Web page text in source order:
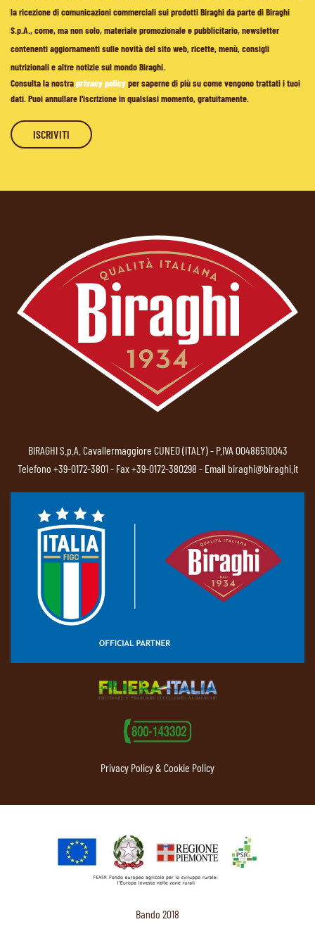
la ricezione di comunicazioni commerciali sui prodotti Biraghi da parte di Biraghi
S.p.A., come, ma non solo, materiale promozionale e pubblicitario, newsletter
contenenti aggiornamenti sulle novità del sito web, ricette, menù, consigli
nutrizionali e altre notizie sul mondo Biraghi.
Consulta la nostraprivacy policyper saperne di più su come vengono trattati i tuoi
dati. Puoi annullare l'iscrizione in qualsiasi momento, gratuitamente.
BIRAGHI S.p.A. Cavallermaggiore CUNEO (ITALY) - P.IVA 00486510043
Telefono +39-0172-3801- Fax +39-0172-380298 - Email biraghi@biraghi.it
Privacy Policy & Cookie Policy
Bando 2018